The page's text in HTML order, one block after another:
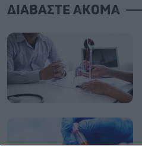
ΔΙΑΒΑΣΤΕ ΑΚΟΜΑ